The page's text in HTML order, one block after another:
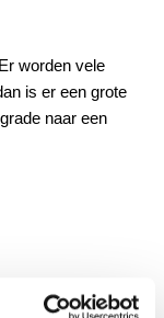
worden vele
is er een grote
naar een